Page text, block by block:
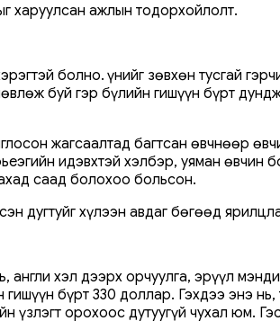
харуулсан ажлын тодорхойлолт.
болно. Үүнийг зөвхөн тусгай
буй гэр бүлийн гишүүн бүрт
жагсаалтад багтсан өвчнөөр
идэвхтэй хэлбэр, уяман
саад болохоо больсон.
дугтуйг хүлээн авдаг бөгөөд
англи хэл дээрх орчуулга, эрүүл
бүрт 330 доллар. Гэхдээ энэ
үзлэгт орохоос дутуугүй чухал юм.